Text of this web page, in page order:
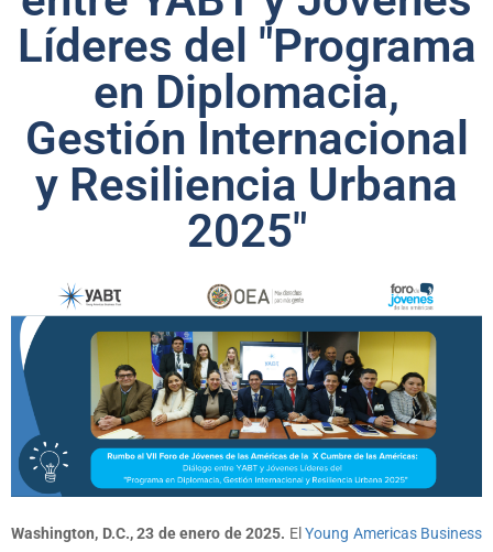
Líderes del "Programa
en Diplomacia,
Gestión Internacional
y Resiliencia Urbana
2025"
Washington, D.C., 23 de enero de 2025. El Young Americas Business